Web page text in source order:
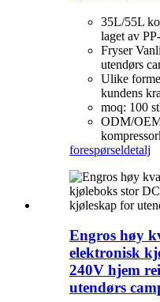
35L/55L
laget av
Fryser
utendørs
Ulike
kundens
moq: 100
ODM/
forespørseldetalj
Engros høy
elektronisk
240V hjem
utendørs